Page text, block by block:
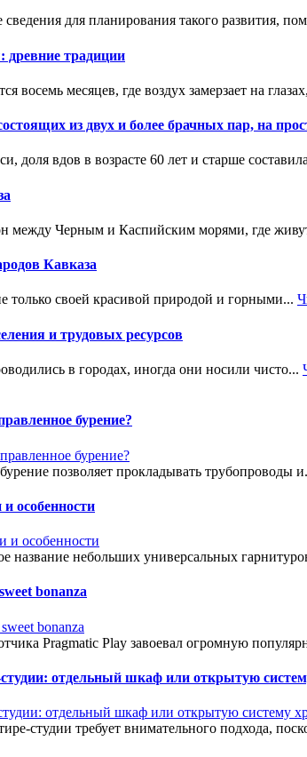
для планирования такого развития,
древние традиции
восемь месяцев, где воздух замерзает на
из двух и более брачных пар, на
доля вдов в возрасте 60 лет и старше
между Черным и Каспийским морями, где
Кавказа
только своей красивой природой и горными...
и трудовых ресурсов
в городах, иногда они носили чисто...
бурение?
позволяет прокладывать трубопроводы
особенности
название небольших универсальных
bonanza
Pragmatic Play завоевал огромную
отдельный шкаф или открытую
студии требует внимательного подхода,